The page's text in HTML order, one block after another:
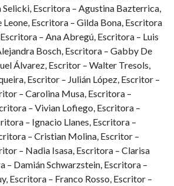
Escritora – Agustina Bazterrica,
Leone, Escritora – Gilda Bona, Escritora
– Ana Abregú, Escritora – Luis
Bosch, Escritora – Gabby De
Álvarez, Escritor – Walter Tresols,
Escritor – Julián López, Escritor –
– Carolina Musa, Escritora –
– Vivian Lofiego, Escritora –
– Ignacio Llanes, Escritora –
– Cristian Molina, Escritor –
– Nadia Isasa, Escritora – Clarisa
– Damián Schwarzstein, Escritora –
Escritora – Franco Rosso, Escritor –